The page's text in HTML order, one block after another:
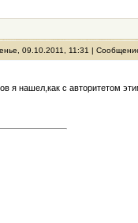
09.10.2011, 11:31 |
я нашел,как с авторитетом